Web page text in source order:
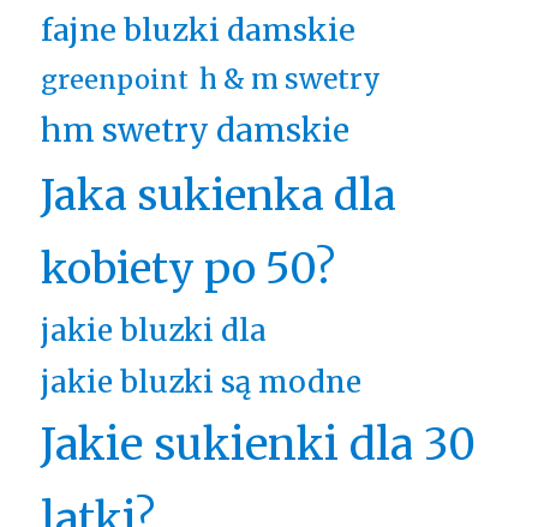
fajne bluzki damskie
greenpoint h & m swetry
hm swetry damskie
Jaka sukienka dla
kobiety po 50?
jakie bluzki dla
jakie bluzki są modne
Jakie sukienki dla 30